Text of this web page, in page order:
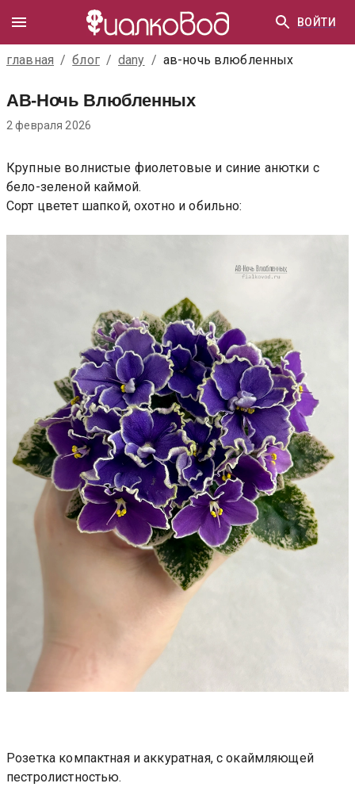
ВОЙТИ
главная / блог / dany / ав-ночь влюбленных
АВ-Ночь Влюбленных
2 февраля 2026
Крупные волнистые фиолетовые и синие анютки с
бело-зеленой каймой.
Сорт цветет шапкой, охотно и обильно:
Розетка компактная и аккуратная, с окаймляющей
пестролистностью.